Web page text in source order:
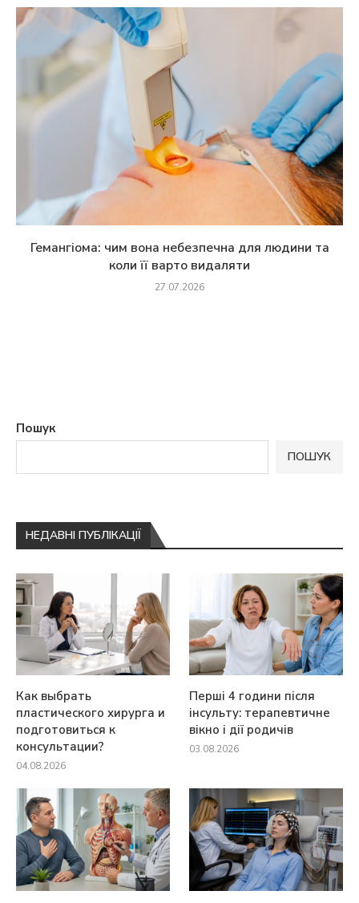
Гемангіома: чим вона небезпечна для людини та
коли її варто видаляти
27.07.2026
Пошук
ПОШУК
НЕДАВНІ ПУБЛІКАЦІЇ
Как выбрать
пластического хирурга и
подготовиться к
консультации?
04.08.2026
Перші 4 години після
інсульту: терапевтичне
вікно і дії родичів
03.08.2026